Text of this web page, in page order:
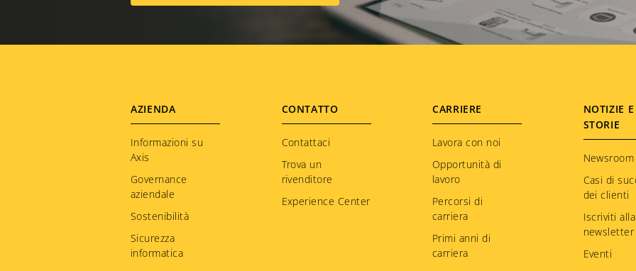
Footer
menu
AZIENDA
Informazioni su
Axis
Governance
aziendale
Sostenibilità
Sicurezza
informatica
CONTATTO
Contattaci
Trova un
rivenditore
Experience Center
CARRIERE
Lavora con noi
Opportunità di
lavoro
Percorsi di
carriera
Primi anni di
carriera
NOTIZIE E
STORIE
Newsroom
Casi di
dei clienti
Iscriviti alla
newsletter
Eventi